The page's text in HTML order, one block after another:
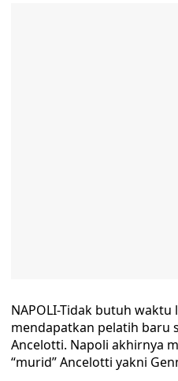
NAPOLI-Tidak butuh waktu
mendapatkan pelatih baru
Ancelotti. Napoli akhirnya
“murid” Ancelotti yakni